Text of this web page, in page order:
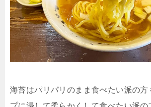
海苔はパリパリのまま食べたい派の方